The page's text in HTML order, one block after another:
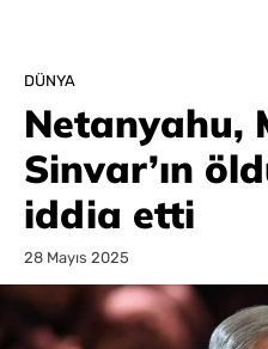
DÜNYA
Netanyahu,
Sinvar’ın
iddia etti
28 Mayıs 2025